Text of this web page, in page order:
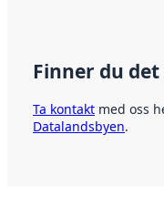
Finner du
Ta kontakt med oss
Datalandsbyen.